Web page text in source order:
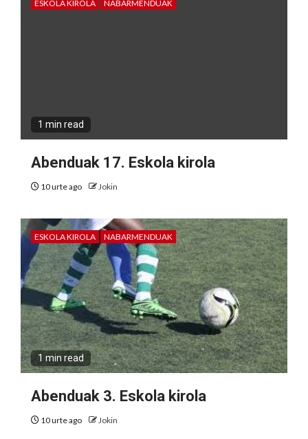
ESKOLA KIROLA NABARMENDUAK
1 min read
Abenduak 17. Eskola kirola
10 urte ago Jokin
ESKOLA KIROLA NABARMENDUAK
1 min read
Abenduak 3. Eskola kirola
10 urte ago Jokin